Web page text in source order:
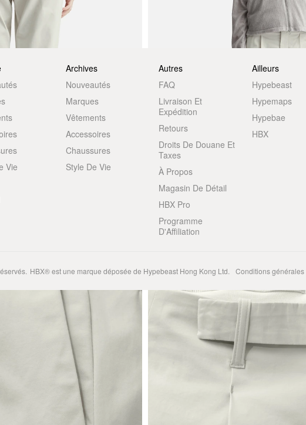
Vie
Archives
Nouveautés
Marques
Vêtements
Accessoires
Chaussures
Style De Vie
Autres
FAQ
Livraison Et
Expédition
Retours
Droits De Douane Et
Taxes
À Propos
Magasin De Détail
HBX Pro
Programme
D'Affiliation
Ailleurs
Hypebeast
Hypemaps
Hypebae
HBX
HBX® est une marque déposée de Hypebeast Hong Kong Ltd. Conditions générales